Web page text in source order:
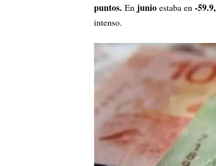
puntos. En junio estaba en -59.9,
intenso.